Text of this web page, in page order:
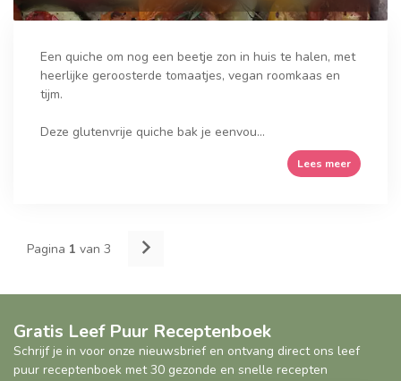
Een quiche om nog een beetje zon in huis te halen, met
heerlijke geroosterde tomaatjes, vegan roomkaas en
tijm.
Deze glutenvrije quiche bak je eenvou...
Lees meer
Pagina 1 van 3
Gratis Leef Puur Receptenboek
Schrijf je in voor onze nieuwsbrief en ontvang direct ons leef
puur receptenboek met 30 gezonde en snelle recepten